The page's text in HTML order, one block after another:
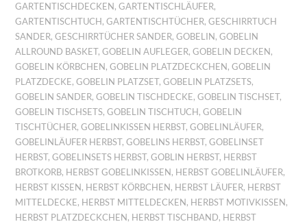
GARTENTISCHDECKEN,GARTENTISCHLÄUFER,
GARTENTISCHTUCH,GARTENTISCHTÜCHER,GESCHIRRTUCH
SANDER,GESCHIRRTÜCHER SANDER,GOBELIN,GOBELIN
ALLROUND BASKET,GOBELIN AUFLEGER,GOBELIN DECKEN,
GOBELIN KÖRBCHEN,GOBELIN PLATZDECKCHEN,GOBELIN
PLATZDECKE,GOBELIN PLATZSET,GOBELIN PLATZSETS,
GOBELIN SANDER,GOBELIN TISCHDECKE,GOBELIN TISCHSET,
GOBELIN TISCHSETS,GOBELIN TISCHTUCH,GOBELIN
TISCHTÜCHER,GOBELINKISSEN HERBST,GOBELINLÄUFER,
GOBELINLÄUFER HERBST,GOBELINS HERBST,GOBELINSET
HERBST,GOBELINSETS HERBST,GOBLIN HERBST, HERBST
BROTKORB, HERBST GOBELINKISSEN, HERBST GOBELINLÄUFER,
HERBST KISSEN, HERBST KÖRBCHEN, HERBST LÄUFER, HERBST
MITTELDECKE, HERBST MITTELDECKEN, HERBST MOTIVKISSEN,
HERBST PLATZDECKCHEN, HERBST TISCHBAND, HERBST